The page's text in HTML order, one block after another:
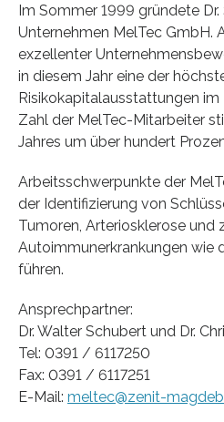
Im Sommer 1999 gründete
Unternehmen MelTec GmbH.
exzellenter
in diesem Jahr eine der
Risikokapitalausstattungen
Zahl der MelTec-Mitarbeiter
Jahres um über hundert
Arbeitsschwerpunkte der
der Identifizierung von
Tumoren, Arteriosklerose und
Autoimmunerkrankungen wie
führen.
Ansprechpartner:
Dr. Walter Schubert und Dr.
Tel: 0391 / 6117250
Fax: 0391 / 6117251
E-Mail: meltec@zenit-